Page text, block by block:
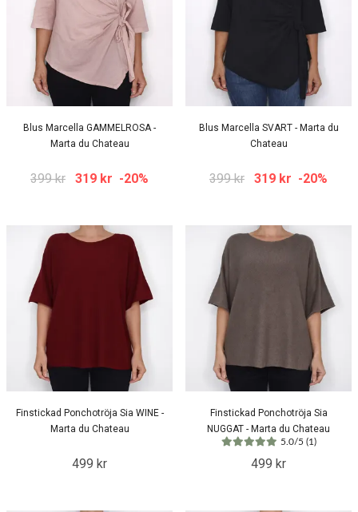
Blus Marcella GAMMELROSA -
Marta du Chateau
399 kr 319 kr -20%
Blus Marcella SVART - Marta du
Chateau
399 kr 319 kr -20%
Finstickad Ponchotröja Sia WINE -
Marta du Chateau
499 kr
Finstickad Ponchotröja Sia
NUGGAT - Marta du Chateau
5.0/5 (1)
499 kr